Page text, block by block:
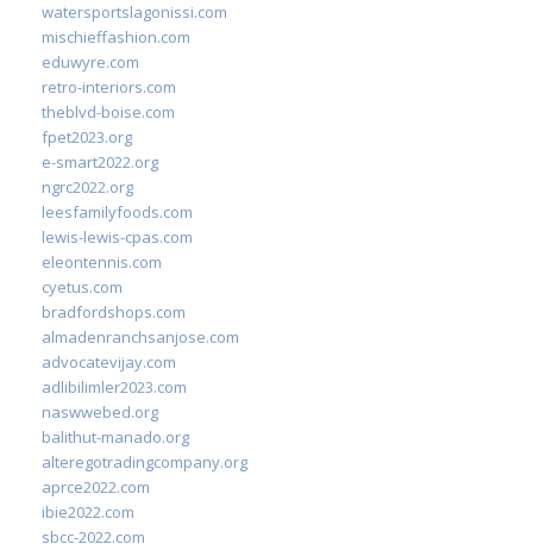
watersportslagonissi.com
mischieffashion.com
eduwyre.com
retro-interiors.com
theblvd-boise.com
fpet2023.org
e-smart2022.org
ngrc2022.org
leesfamilyfoods.com
lewis-lewis-cpas.com
eleontennis.com
cyetus.com
bradfordshops.com
almadenranchsanjose.com
advocatevijay.com
adlibilimler2023.com
naswwebed.org
balithut-manado.org
alteregotradingcompany.org
aprce2022.com
ibie2022.com
sbcc-2022.com